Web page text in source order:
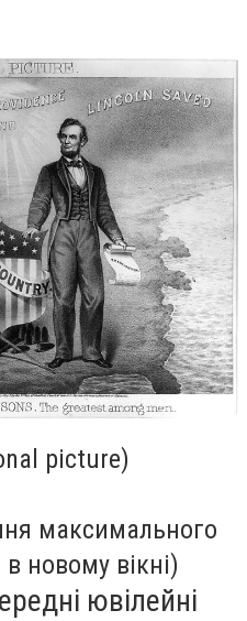
picture)
максимального
новому вікні)
ювілейні